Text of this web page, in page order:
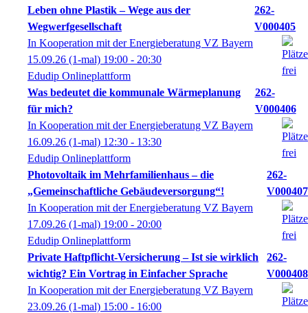
Leben ohne Plastik – Wege aus der
Wegwerfgesellschaft
262-
V000405
In Kooperation mit der Energieberatung VZ Bayern
15.09.26 (1-mal) 19:00 - 20:30
Edudip Onlineplattform
Was bedeutet die kommunale Wärmeplanung
für mich?
262-
V000406
In Kooperation mit der Energieberatung VZ Bayern
16.09.26 (1-mal) 12:30 - 13:30
Edudip Onlineplattform
Photovoltaik im Mehrfamilienhaus – die
„Gemeinschaftliche Gebäudeversorgung“!
262-
V000407
In Kooperation mit der Energieberatung VZ Bayern
17.09.26 (1-mal) 19:00 - 20:00
Edudip Onlineplattform
Private Haftpflicht-Versicherung – Ist sie wirklich
wichtig? Ein Vortrag in Einfacher Sprache
262-
V000408
In Kooperation mit der Energieberatung VZ Bayern
23.09.26 (1-mal) 15:00 - 16:00